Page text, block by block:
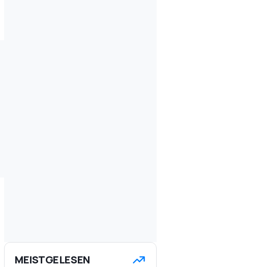
MEISTGELESEN